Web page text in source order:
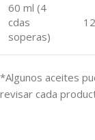
60 ml (4
cdas
soperas)
*Algunos aceites
revisar cada